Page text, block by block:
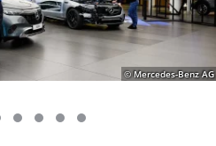
Tickets
Übernachtung
Essen & Trinken
Automobil
© Mercedes-Benz AG